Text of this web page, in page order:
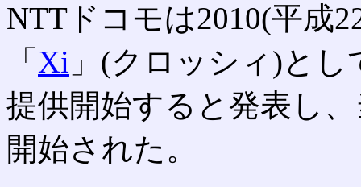
NTTドコモは2010(平成
「 Xi 」(クロッシィ)とし
提供開始すると発表し
開始された。